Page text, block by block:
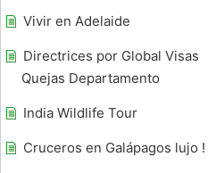
Vivir en Adelaide
Directrices por Global Visas
Quejas Departamento
India Wildlife Tour
Cruceros en Galápagos lujo !